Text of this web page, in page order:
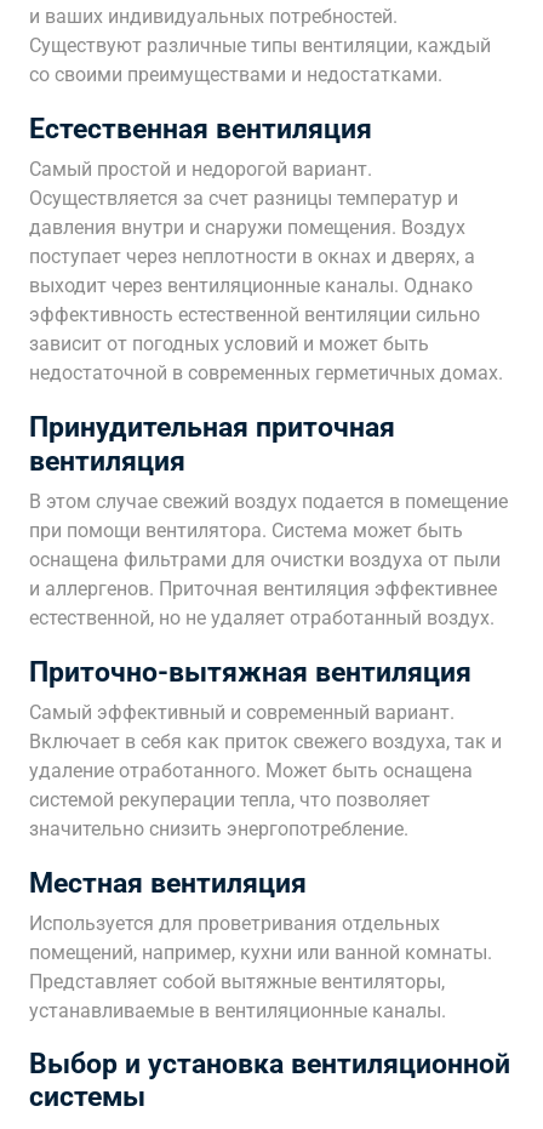
и ваших индивидуальных потребностей.
Существуют различные типы вентиляции, каждый
со своими преимуществами и недостатками.
Естественная вентиляция
Самый простой и недорогой вариант.
Осуществляется за счет разницы температур и
давления внутри и снаружи помещения. Воздух
поступает через неплотности в окнах и дверях, а
выходит через вентиляционные каналы. Однако
эффективность естественной вентиляции сильно
зависит от погодных условий и может быть
недостаточной в современных герметичных домах.
Принудительная приточная
вентиляция
В этом случае свежий воздух подается в помещение
при помощи вентилятора. Система может быть
оснащена фильтрами для очистки воздуха от пыли
и аллергенов. Приточная вентиляция эффективнее
естественной, но не удаляет отработанный воздух.
Приточно-вытяжная вентиляция
Самый эффективный и современный вариант.
Включает в себя как приток свежего воздуха, так и
удаление отработанного. Может быть оснащена
системой рекуперации тепла, что позволяет
значительно снизить энергопотребление.
Местная вентиляция
Используется для проветривания отдельных
помещений, например, кухни или ванной комнаты.
Представляет собой вытяжные вентиляторы,
устанавливаемые в вентиляционные каналы.
Выбор и установка вентиляционной
системы